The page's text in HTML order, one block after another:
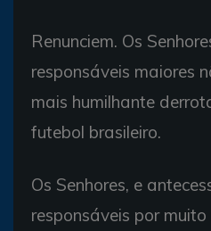
Renunciem. Os
responsáveis maiores
mais humilhante
futebol brasileiro.
Os Senhores, e
responsáveis por